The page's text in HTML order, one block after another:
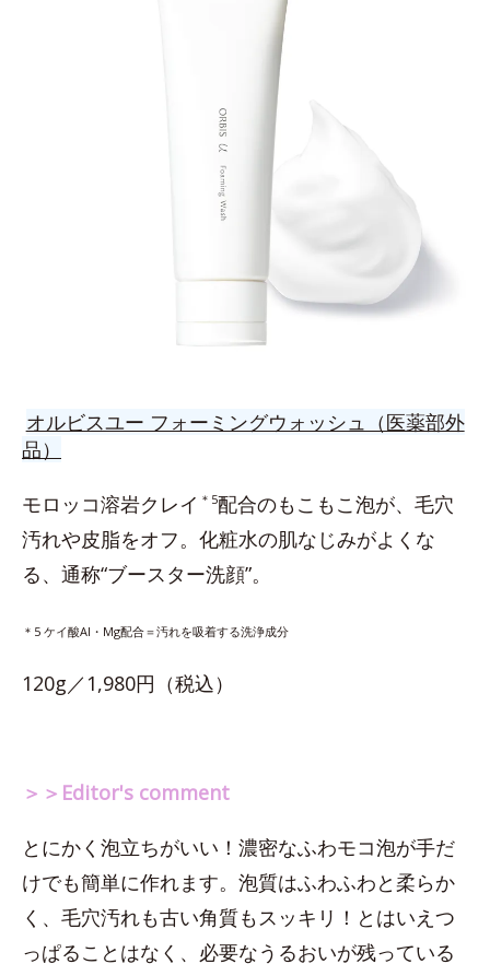
オルビスユー フォーミングウォッシュ（医薬部外
品）
モロッコ溶岩クレイ ＊5配合のもこもこ泡が、毛穴
汚れや皮脂をオフ。化粧水の肌なじみがよくな
る、通称“ブースター洗顔”。
＊5 ケイ酸Al・Mg配合＝汚れを吸着する洗浄成分
120g／1,980円（税込）
＞＞Editor's comment
とにかく泡立ちがいい！濃密なふわモコ泡が手だ
けでも簡単に作れます。泡質はふわふわと柔らか
く、毛穴汚れも古い角質もスッキリ！とはいえつ
っぱることはなく、必要なうるおいが残っている